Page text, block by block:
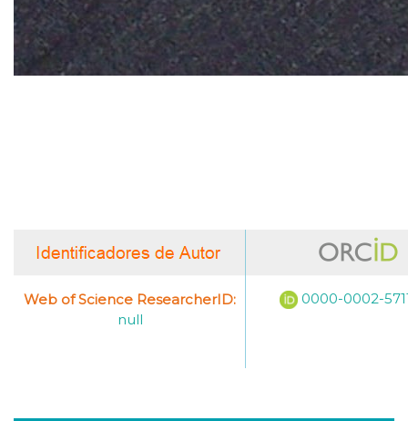
Web of Science ResearcherID:
null
0000-0002-